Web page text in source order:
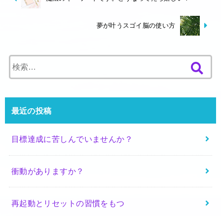
夢が叶うスゴイ脳の使い方
索
最近の投稿
目標達成に苦しんでいませんか？
衝動がありますか？
再起動とリセットの習慣をもつ